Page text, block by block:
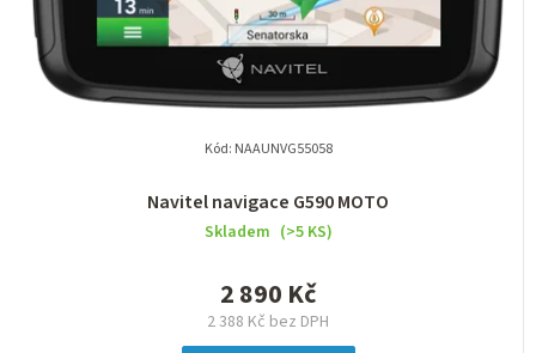
Navitel navigace G590 MOTO
Skladem (>5 KS)
2 388 Kč bez DPH
2 890 Kč
Kód: NAAUNVG55058